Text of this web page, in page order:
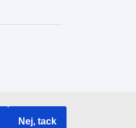
Nej, tack